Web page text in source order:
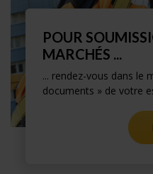
POUR
MARCHÉS ...
... rendez-vous dans le
documents » de votre